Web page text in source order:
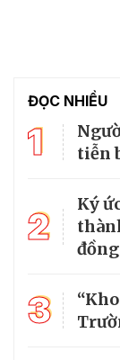
ĐỌC NHIỀU
1
tiễn
2
Ký
3